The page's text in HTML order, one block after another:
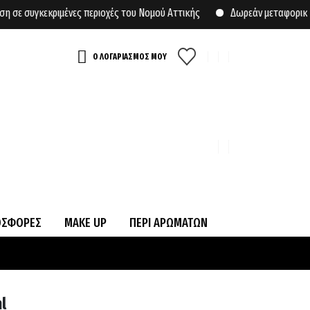
περιοχές του Νομού Αττικής Δωρεάν μεταφορικά
Ο ΛΟΓΑΡΙΑΣΜΟΣ ΜΟΥ
MAKE UP ΠΕΡΙ ΑΡΩΜΑΤΩΝ